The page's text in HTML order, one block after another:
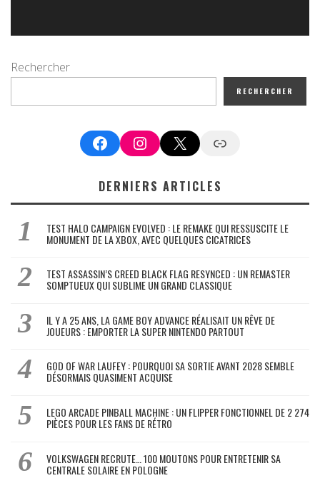
Rechercher
RECHERCHER
FacebookInstagram
X Google News
DERNIERS ARTICLES
TEST HALO CAMPAIGN EVOLVED : LE REMAKE QUI RESSUSCITE LE
MONUMENT DE LA XBOX, AVEC QUELQUES CICATRICES
TEST ASSASSIN’S CREED BLACK FLAG RESYNCED : UN REMASTER
SOMPTUEUX QUI SUBLIME UN GRAND CLASSIQUE
IL Y A 25 ANS, LA GAME BOY ADVANCE RÉALISAIT UN RÊVE DE
JOUEURS : EMPORTER LA SUPER NINTENDO PARTOUT
GOD OF WAR LAUFEY : POURQUOI SA SORTIE AVANT 2028 SEMBLE
DÉSORMAIS QUASIMENT ACQUISE
LEGO ARCADE PINBALL MACHINE : UN FLIPPER FONCTIONNEL DE 2 274
PIÈCES POUR LES FANS DE RÉTRO
VOLKSWAGEN RECRUTE… 100 MOUTONS POUR ENTRETENIR SA
CENTRALE SOLAIRE EN POLOGNE